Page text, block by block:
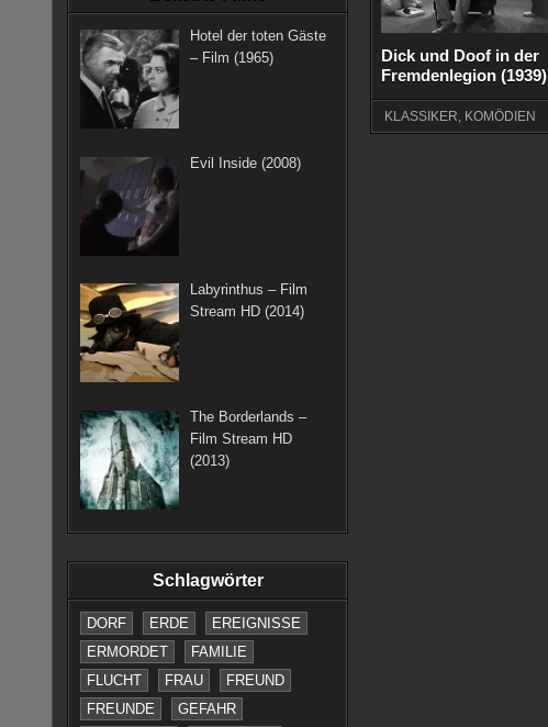
a
m
s
t
Hotel der toten Gäste
– Film (1965)
Evil Inside (2008)
Labyrinthus – Film
Stream HD (2014)
The Borderlands –
Film Stream HD
(2013)
Schlagwörter
DORF ERDE
EREIGNISSE
ERMORDET
FAMILIE
FLUCHT
FRAU
FREUND
FREUNDE
GEFAHR
Dick und Doof in der
Fremdenlegion (1939)
KLASSIKER KOMÖDIEN